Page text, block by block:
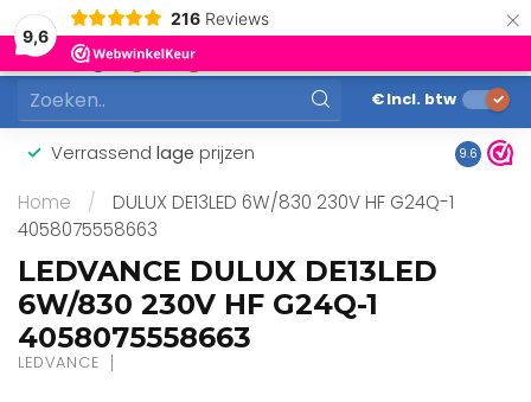
9,6
216 Reviews ×
MENU
0
€Incl. btw
Verrassend lage prijzen 9.6
Home /
DULUX DE13LED 6W/830 230V HF G24Q-1
4058075558663
LEDVANCE DULUX DE13LED
6W/830 230V HF G24Q-1
4058075558663
LEDVANCE